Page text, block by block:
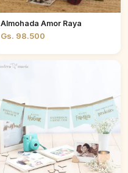
Almohada Amor Raya
Gs. 98.500